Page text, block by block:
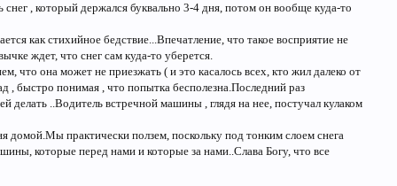
, который держался буквально 3-4 дня, потом он вообще куда-то
как стихийное бедствие...Впечатление, что такое восприятие не
ждет, что снег сам куда-то уберется.
что она может не приезжать ( и это касалось всех, кто жил далеко от
, быстро понимая , что попытка бесполезна.Последний раз
делать ..Водитель встречной машины , глядя на нее, постучал кулаком
домой.Мы практически ползем, поскольку под тонким слоем снега
которые перед нами и которые за нами..Слава Богу, что все